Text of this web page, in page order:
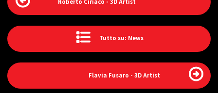
Roberto Ciriaco - 3D Artist
Tutto su: News
Flavia Fusaro - 3D Artist